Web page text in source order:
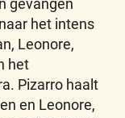
gevangen
het intens
Leonore,
het
Pizarro haalt
en Leonore,